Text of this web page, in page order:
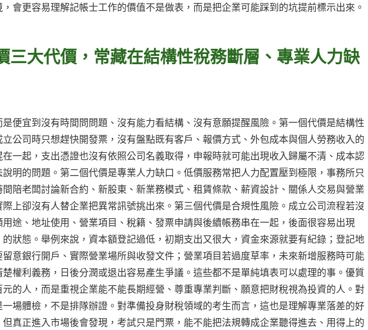
會更容易理解記帳士工作的價值不是做表，而是把企業可能踩到的坑提前標示出來。
三大代價，常藏在結構性稅務斷層、專業人力缺
便宜到沒有時間問問題、沒有能力看結構、沒有意願提醒風險。第一個代價是結構性
公司時只想趕快開發票，沒有盤點既有客戶、報價方式、外包成本與個人勞務收入的
一起，支出憑證也沒有依照公司名義取得，申報時就可能出現收入歸屬不清、成本認
明的問題。第二個代價是專業人力缺口。低價服務常把人力配置壓到極限，事務所只
陪老闆討論新合約、新股東、新業務模式、租賃條款、薪資設計、關係人交易與營業
上卻沒有人替企業把異常訊號挑出來。第三個代價是合規性風險。成立公司流程若沒
途、地址使用、營業項目、稅籍、發票申請與後續帳務串在一起，後面很容易出現
的狀態。舉例來說，資本額登記過低，初期支出又很大，資金來源就要有紀錄；登記地
意銀行開戶、實際營業場所與收發文件；營業項目若過度草率，未來新增服務時可能
權利義務，日後分潤或退出容易產生爭議。這些都不是單純填表可以處理的事。優質
的人，而是重視企業能不能長期經營、尊重專業判斷、願意把財稅視為投資的人。對
場體檢，不是排隊辦證。對準備投身財稅領域的考生而言，這也是理解專業落差的好
但真正進入市場後會發現，考試只是門票，能不能把法規轉成企業聽得進去、用得上的